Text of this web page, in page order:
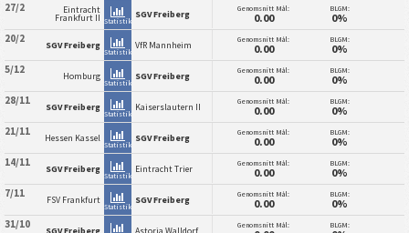
27/2 Eintracht
Frankfurt II Statistik
SGV Freiberg Genomsnitt Mål:
0.00
BLGM:
0%
20/2 SGV Freiberg
Statistik
VfR Mannheim Genomsnitt Mål:
0.00
BLGM:
0%
5/12 Homburg
Statistik
SGV Freiberg Genomsnitt Mål:
0.00
BLGM:
0%
28/11 SGV Freiberg
Statistik
Kaiserslautern II Genomsnitt Mål:
0.00
BLGM:
0%
21/11 Hessen Kassel
Statistik
SGV Freiberg Genomsnitt Mål:
0.00
BLGM:
0%
14/11 SGV Freiberg
Statistik
Eintracht Trier Genomsnitt Mål:
0.00
BLGM:
0%
7/11 FSV Frankfurt
Statistik
SGV Freiberg Genomsnitt Mål:
0.00
BLGM:
0%
31/10 SGV Freiberg Astoria Walldorf Genomsnitt Mål: BLGM: